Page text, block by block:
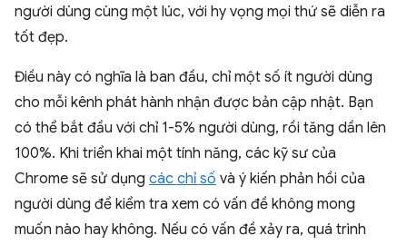
người dùng cùng một lúc, với hy vọng mọi thứ sẽ diễn ra
tốt đẹp.
Điều này có nghĩa là ban đầu, chỉ một số ít người dùng
cho mỗi kênh phát hành nhận được bản cập nhật. Bạn
có thể bắt đầu với chỉ 1-5% người dùng, rồi tăng dần lên
100%. Khi triển khai một tính năng, các kỹ sư của
Chrome sẽ sử dụng các chỉ số và ý kiến phản hồi của
người dùng để kiểm tra xem có vấn đề không mong
muốn nào hay không. Nếu có vấn đề xảy ra, quá trình